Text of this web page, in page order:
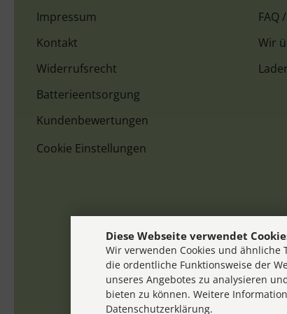
Impressum
Kontakt
Widerrufsrecht
Batterieentsorgung
Kundenbewertungen
Cookie Einstellungen
FAQ
Wir
Diese Webseite verwendet
Wir verwenden Cookies und
die ordentliche Funktionsweise der
unseres Angebotes zu analysieren
bieten zu können. Weitere
Datenschutzerklärung.